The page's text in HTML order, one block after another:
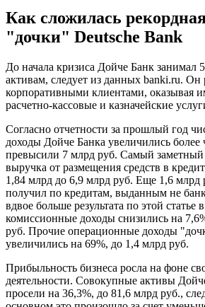
Как сложилась
"дочки" Deutsche Bank
До начала кризиса Дойче Банк занимал
активам, следует из данных banki.ru. Он
корпоративными клиентами, оказывая
расчетно-кассовые и казначейские
Согласно отчетности за прошлый год
доходы Дойче Банка увеличились более
превысили 7 млрд руб. Самый заметный
выручка от размещения средств в
1,84 млрд до 6,9 млрд руб. Еще 1,6 млрд
получил по кредитам, выданным не
вдвое больше результата по этой
комиссионные доходы снизились на
руб. Прочие операционные доходы
увеличились на 69%, до 1,4 млрд руб.
Прибыльность бизнеса росла на фоне
деятельности. Совокупные активы
просели на 36,3%, до 81,6 млрд руб.,